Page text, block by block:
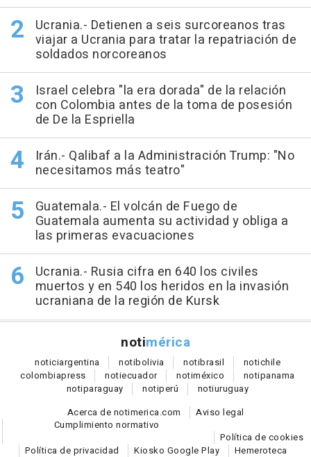
Ucrania.- Detienen a seis surcoreanos tras
viajar a Ucrania para tratar la repatriación de
soldados norcoreanos
Israel celebra "la era dorada" de la relación
con Colombia antes de la toma de posesión
de De la Espriella
Irán.- Qalibaf a la Administración Trump: "No
necesitamos más teatro"
Guatemala.- El volcán de Fuego de
Guatemala aumenta su actividad y obliga a
las primeras evacuaciones
Ucrania.- Rusia cifra en 640 los civiles
muertos y en 540 los heridos en la invasión
ucraniana de la región de Kursk
notimérica
noticiargentina notibolivia notibrasil notichile
colombiapress notiecuador notiméxico notipanama
notiparaguay notiperú notiuruguay
Acerca de notimerica.com
Aviso legal
Cumplimiento normativo
Política de cookies
Política de privacidad
Kiosko Google Play Hemeroteca